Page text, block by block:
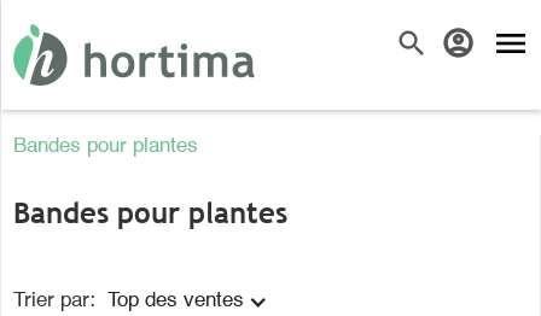
search account_circle menu
Bandes pour plantes
Bandes pour plantes
Trier par: Top des ventes